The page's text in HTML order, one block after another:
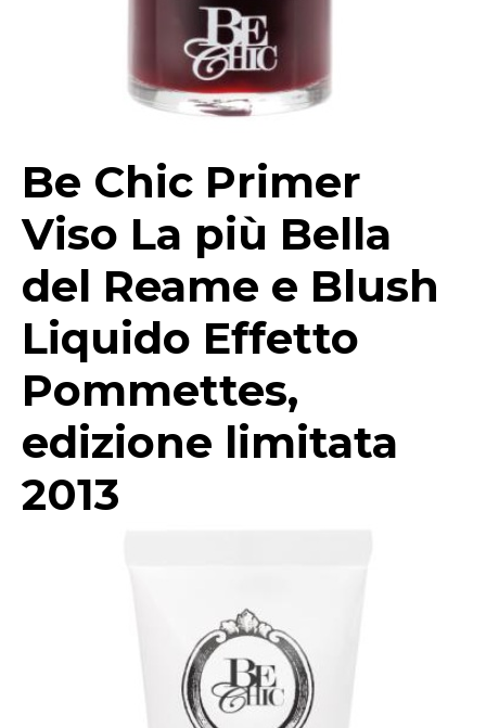
Be Chic Primer
Viso La più Bella
del Reame e Blush
Liquido Effetto
Pommettes,
edizione limitata
2013